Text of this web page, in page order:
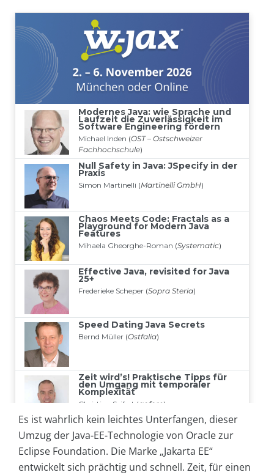
Es ist wahrlich kein leichtes Unterfangen, dieser
Umzug der Java-EE-Technologie von Oracle zur
Eclipse Foundation. Die Marke „Jakarta EE“
entwickelt sich prächtig und schnell. Zeit, für einen